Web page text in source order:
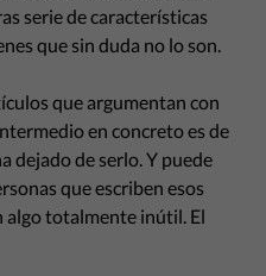
serie de características
que sin duda no lo son.
que argumentan con
en concreto es de
dejado de serlo. Y puede
que escriben esos
algo totalmente inútil. El